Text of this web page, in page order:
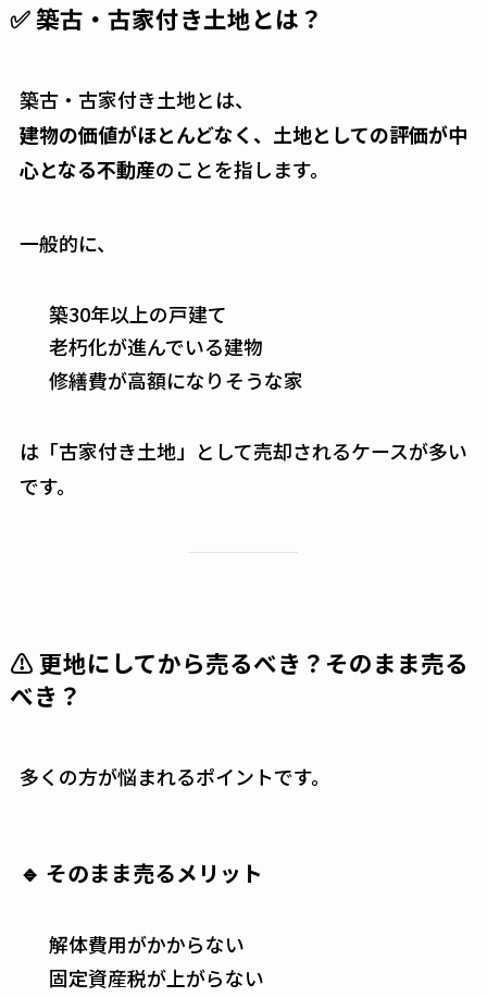
✅ 築古・古家付き土地とは？
築古・古家付き土地とは、
建物の価値がほとんどなく、土地としての評価が中
心となる不動産のことを指します。
一般的に、
築30年以上の戸建て
老朽化が進んでいる建物
修繕費が高額になりそうな家
は「古家付き土地」として売却されるケースが多い
です。
⚠ 更地にしてから売るべき？そのまま売る
べき？
多くの方が悩まれるポイントです。
🔹 そのまま売るメリット
解体費用がかからない
固定資産税が上がらない